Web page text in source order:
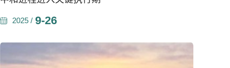
2025 / 9-26